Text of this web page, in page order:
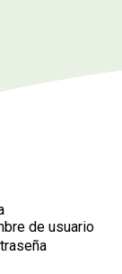
de usuario